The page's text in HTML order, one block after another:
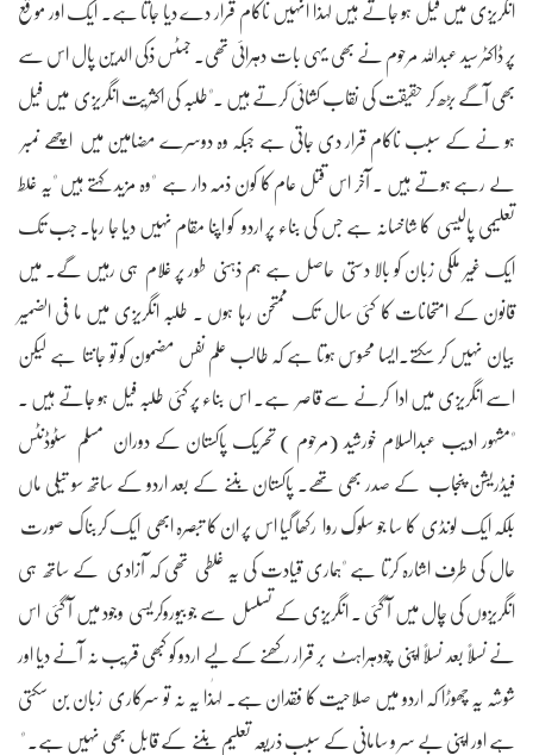
انگریزی میں فیل ہو جاتے ہیں لہٰذا انہیں ناکام قرار دے دیا جاتا ہے۔ ایک اور موقع
پر ڈاکٹر سید عبداللہ مرحوم نے بھی یہی بات دہرائی تھی۔ جسٹس ذکی الدین پال اس سے
بھی آگے بڑھ کر حقیقت کی نقاب کشائی کرتے ہیں ۔"طلبہ کی اکثریت انگریزی میں فیل
ہو نے کے سبب ناکام قرار دی جاتی ہے جبکہ وہ دوسرے مضامین میں اچھے نمبر
لے رہے ہوتے ہیں ۔ آخر اس قتل عام کا کون ذمہ دار ہے "وہ مزید کہتے ہیں "یہ غلط
تعلیمی پالیسی کا شاخسانہ ہے جس کی بناء پر اردو کو اپنا مقام نہیں دیا جا رہا۔ جب تک
ایک غیر ملکی زبان کو بالا دستی حاصل ہے ہم ذہنی طور پر غلام ہی رہیں گے۔ میں
قانون کے امتحانات کا کئی سال تک ممتحن رہا ہوں ۔ طلبہ انگریزی میں ما فی الضمیر
بیان نہیں کر سکتے۔ایسا محسوس ہوتا ہے کہ طالب علم نفس مضمون کو تو جانتا ہے لیکن
اسے انگریزی میں ادا کرنے سے قاصر ہے۔ اس بناء پر کئی طلبہ فیل ہو جاتے ہیں ۔
"مشہور ادیب عبدالسلام خورشید (مرحوم ) تحریک پاکستان کے دوران مسلم سٹوڈنٹس
فیڈریشن پنجاب کے صدر بھی تھے۔ پاکستان بننے کے بعد اردو کے ساتھ سو تیلی ماں
بلکہ ایک لونڈی کا سا جو سلوک روا رکھا گیا اس پر ان کا تبصرہ ابھی ایک کربناک صورت
حال کی طرف اشارہ کرتا ہے "ہماری قیادت کی یہ غلطی تھی کہ آزادی کے ساتھ ہی
انگریزوں کی چال میں آ گئی ۔ انگریزی کے تسلسل سے جو بیوروکریسی وجود میں آ گئی اس
نے نسلاً بعد نسلاً اپنی چودہراہٹ بر قرار رکھنے کے لیے اردو کو کبھی قریب نہ آنے دیا اور
شوشہ یہ چھوڑا کہ اردو میں صلاحیت کا فقدان ہے۔ لہٰذا یہ نہ تو سرکاری زبان بن سکتی
ہے اور اپنی بے سر و سامانی کے سبب ذریعہ تعلیم بننے کے قابل بھی نہیں ہے۔ "